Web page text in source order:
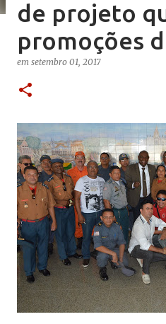
de projeto
promoções
em setembro 01, 2017